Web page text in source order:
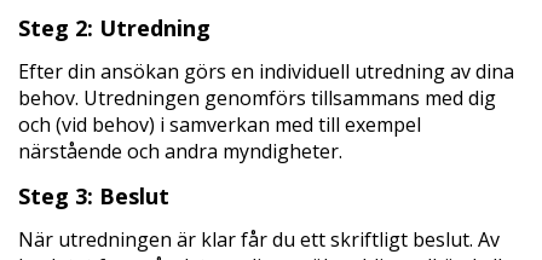
Steg 2: Utredning
Efter din ansökan görs en individuell utredning av dina
behov. Utredningen genomförs tillsammans med dig
och (vid behov) i samverkan med till exempel
närstående och andra myndigheter.
Steg 3: Beslut
När utredningen är klar får du ett skriftligt beslut. Av